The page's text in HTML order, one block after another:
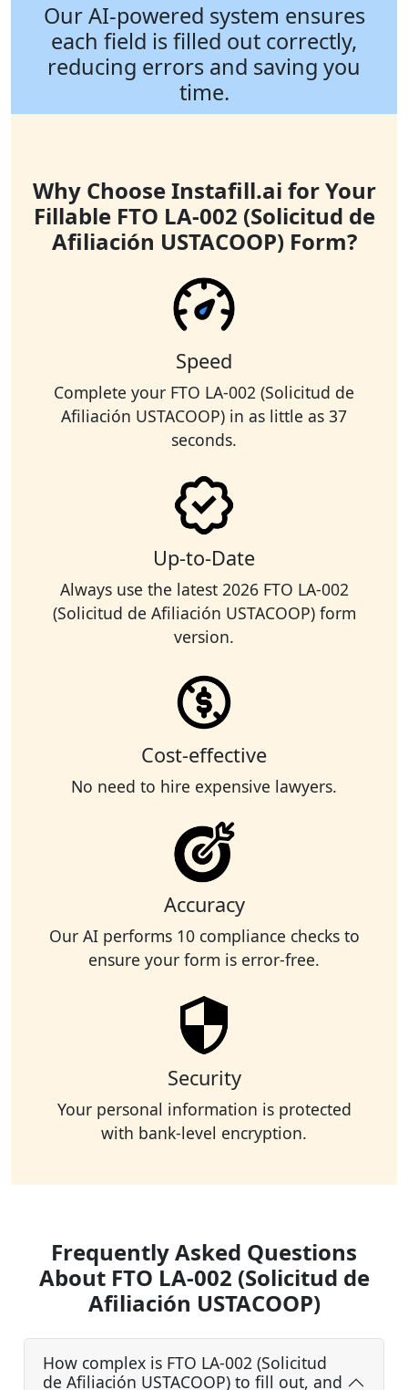
Our AI-powered system ensures
each field is filled out correctly,
reducing errors and saving you
time.
Why Choose Instafill.ai for Your
Fillable FTO LA-002 (Solicitud de
Afiliación USTACOOP) Form?
Speed
Complete your FTO LA-002 (Solicitud de
Afiliación USTACOOP) in as little as 37
seconds.
Up-to-Date
Always use the latest 2026 FTO LA-002
(Solicitud de Afiliación USTACOOP) form
version.
Cost-effective
No need to hire expensive lawyers.
Accuracy
Our AI performs 10 compliance checks to
ensure your form is error-free.
Security
Your personal information is protected
with bank-level encryption.
Frequently Asked Questions
About FTO LA-002 (Solicitud de
Afiliación USTACOOP)
How complex is FTO LA-002 (Solicitud
de Afiliación USTACOOP) to fill out, and